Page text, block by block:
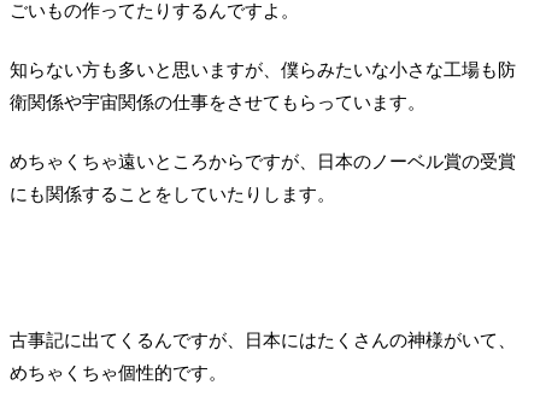
ごいもの作ってたりするんですよ。
知らない方も多いと思いますが、僕らみたいな小さな工場も防
衛関係や宇宙関係の仕事をさせてもらっています。
めちゃくちゃ遠いところからですが、日本のノーベル賞の受賞
にも関係することをしていたりします。
古事記に出てくるんですが、日本にはたくさんの神様がいて、
めちゃくちゃ個性的です。